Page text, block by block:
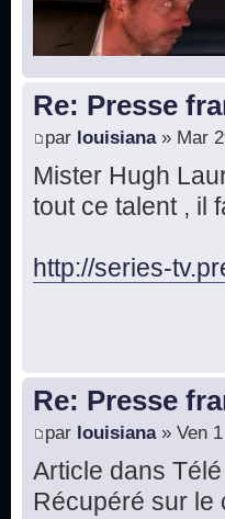
Re: Presse
par louisiana» Mar
Mister Hugh
tout ce talent , il
http://series-
Re: Presse
par louisiana» Ven 1
Article dans
Récupéré sur le